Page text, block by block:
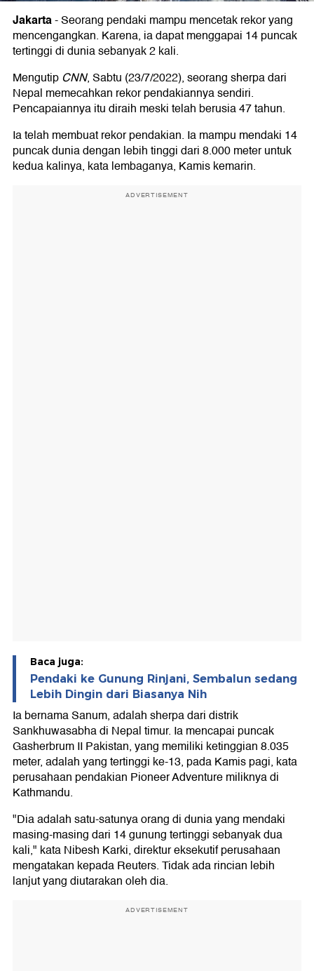
Jakarta-Seorang pendaki mampu mencetak rekor yang
mencengangkan. Karena, ia dapat menggapai 14 puncak
tertinggi di dunia sebanyak 2 kali.
MengutipCNN, Sabtu (23/7/2022), seorang sherpa dari
Nepal memecahkan rekor pendakiannya sendiri.
Pencapaiannya itu diraih meski telah berusia 47 tahun.
Ia telah membuat rekor pendakian. Ia mampu mendaki 14
puncak dunia dengan lebih tinggi dari 8.000 meter untuk
kedua kalinya, kata lembaganya, Kamis kemarin.
ADVERTISEMENT
Baca juga:
Pendaki ke Gunung Rinjani, Sembalun sedang
Lebih Dingin dari Biasanya Nih
Ia bernama Sanum, adalah sherpa dari distrik
Sankhuwasabha di Nepal timur. Ia mencapai puncak
Gasherbrum II Pakistan, yang memiliki ketinggian 8.035
meter, adalah yang tertinggi ke-13, pada Kamis pagi, kata
perusahaan pendakian Pioneer Adventure miliknya di
Kathmandu.
"Dia adalah satu-satunya orang di dunia yang mendaki
masing-masing dari 14 gunung tertinggi sebanyak dua
kali," kata Nibesh Karki, direktur eksekutif perusahaan
mengatakan kepada Reuters. Tidak ada rincian lebih
lanjut yang diutarakan oleh dia.
ADVERTISEMENT